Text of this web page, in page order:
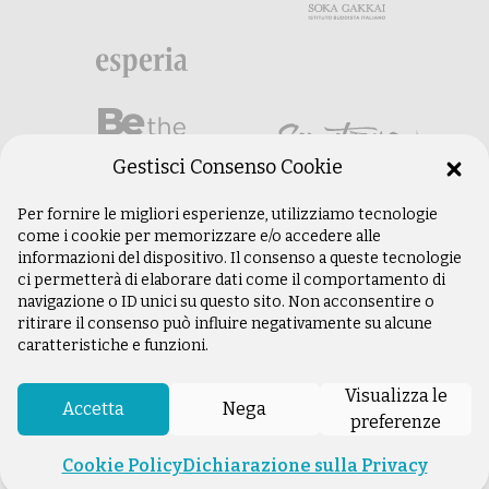
©Copyright 2003 –
Italiano Soka Gakkai. Tutti i diritti riservati |
P.IVA: 04935120487 | Sede Legale: Firenze |
Privacy Policy
Gestisci Consenso Cookie
Per fornire le migliori esperienze, utilizziamo tecnologie
come i cookie per memorizzare e/o accedere alle
informazioni del dispositivo. Il consenso a queste tecnologie
ci permetterà di elaborare dati come il comportamento di
navigazione o ID unici su questo sito. Non acconsentire o
ritirare il consenso può influire negativamente su alcune
caratteristiche e funzioni.
Accetta Nega
Visualizza le
preferenze
Cookie PolicyDichiarazione sulla Privacy